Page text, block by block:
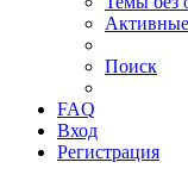
Поиск
FAQ
Вход
Регистрация